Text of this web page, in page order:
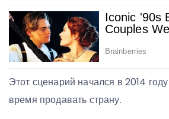
Этот сценарий начался в 2014
время продавать страну.